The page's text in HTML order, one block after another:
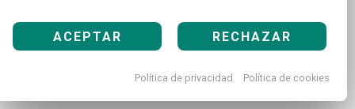
ACEPTAR RECHAZAR
Política de privacidad Política de cookies